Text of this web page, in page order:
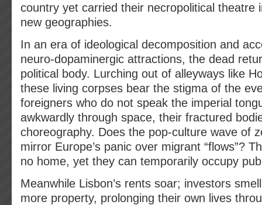
country yet carried their necropolitical theatre
new geographies.
In an era of ideological decomposition and
neuro‑dopaminergic attractions, the dead
political body. Lurching out of alleyways like
these living corpses bear the stigma of the
foreigners who do not speak the imperial
awkwardly through space, their fractured
choreography. Does the pop‑culture wave of
mirror Europe’s panic over migrant “flows”?
no home, yet they can temporarily occupy
Meanwhile Lisbon’s rents soar; investors
more property, prolonging their own lives